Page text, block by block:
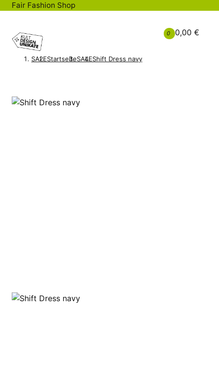
Fair Fashion Shop
0 0,00 €
SALEStartseiteSALEShift Dress navy